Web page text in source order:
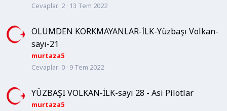
Cevaplar 2 13 Tem 2022
ÖLÜMDEN KORKMAYANLAR-İLK-Yüzbaşı Volkan-
sayı-21
murtaza5
Cevaplar 0 9 Tem 2022
YÜZBAŞI VOLKAN-İLK-sayı 28 - Asi Pilotlar
murtaza5